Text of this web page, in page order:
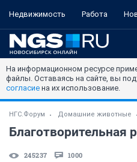
Недвижимость Работа
На информационном ресурсе
файлы. Оставаясь на сайте, вы
согласие на их использование.
НГС.Форум Домашние животные
245237 1000